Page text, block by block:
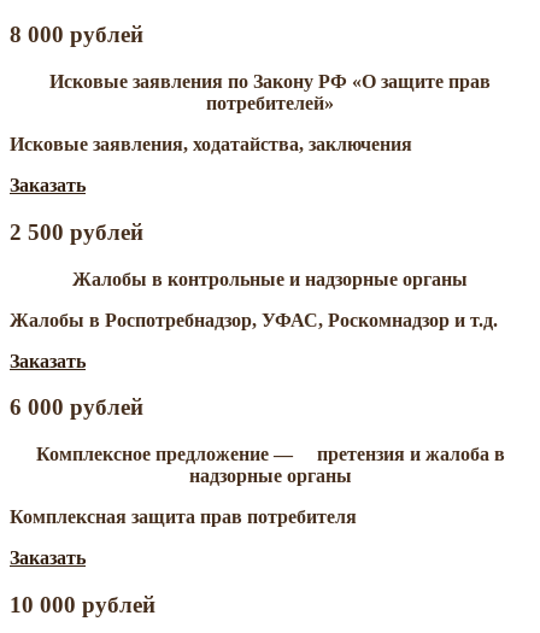
8 000 рублей
Исковые заявления по Закону РФ «О защите прав
потребителей»
Исковые заявления, ходатайства, заключения
Заказать
2 500 рублей
Жалобы в контрольные и надзорные органы
Жалобы в Роспотребнадзор, УФАС, Роскомнадзор и т.д.
Заказать
6 000 рублей
Комплексное предложение — претензия и жалоба в
надзорные органы
Комплексная защита прав потребителя
Заказать
10 000 рублей